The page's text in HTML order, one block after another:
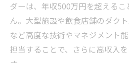
ダーは、年収500万円を超える
ん。大型施設や飲食店舗のダク
など高度な技術やマネジメント
担当することで、さらに高収入